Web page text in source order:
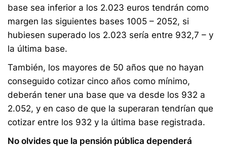
base sea inferior a los 2.023 euros tendrán como
margen las siguientes bases 1005 – 2052, si
hubiesen superado los 2.023 sería entre 932,7 – y
la última base.
También, los mayores de 50 años que no hayan
conseguido cotizar cinco años como mínimo,
deberán tener una base que va desde los 932 a
2.052, y en caso de que la superaran tendrían que
cotizar entre los 932 y la última base registrada.
No olvides que la pensión pública dependerá